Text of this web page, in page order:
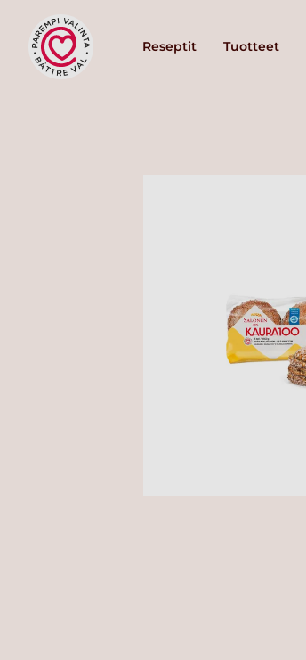
Reseptit Tuotteet